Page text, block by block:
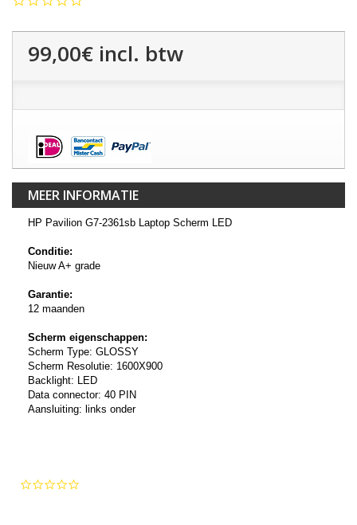
99,00€ incl. btw
MEER INFORMATIE
HP Pavilion G7-2361sb Laptop Scherm LED
Conditie:
Nieuw A+ grade
Garantie:
12 maanden
Scherm eigenschappen:
Scherm Type: GLOSSY
Scherm Resolutie: 1600X900
Backlight: LED
Data connector: 40 PIN
Aansluiting: links onder